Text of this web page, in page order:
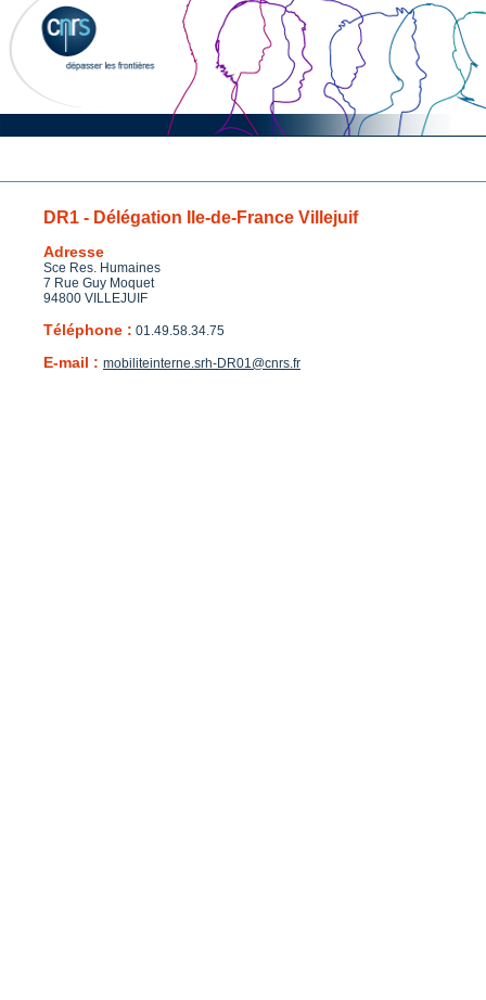
DR1 - Délégation Ile-de-France Villejuif
Adresse
Sce Res. Humaines
7 Rue Guy Moquet
94800 VILLEJUIF
Téléphone : 01.49.58.34.75
E-mail : mobiliteinterne.srh-DR01@cnrs.fr